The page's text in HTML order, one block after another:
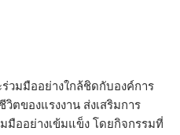
วมมืออย่างใกล้ชิดกับองค์การ
ตของแรงงาน ส่งเสริมการ
มืออย่างเข้มแข็ง โดยกิจกรรมที่